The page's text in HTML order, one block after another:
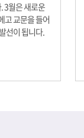
3월은 새로운
고 교문을 들어
선이 됩니다.
을 경제의 시
중요한 개념을